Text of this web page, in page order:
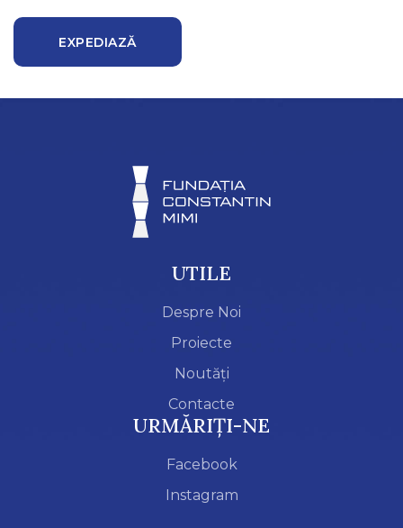
UTILE
Despre Noi
Proiecte
Noutăți
Contacte
URMĂRIȚI-NE
Facebook
Instagram